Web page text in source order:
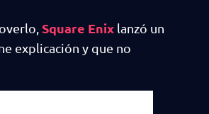
Square Enix lanzó un
explicación y que no